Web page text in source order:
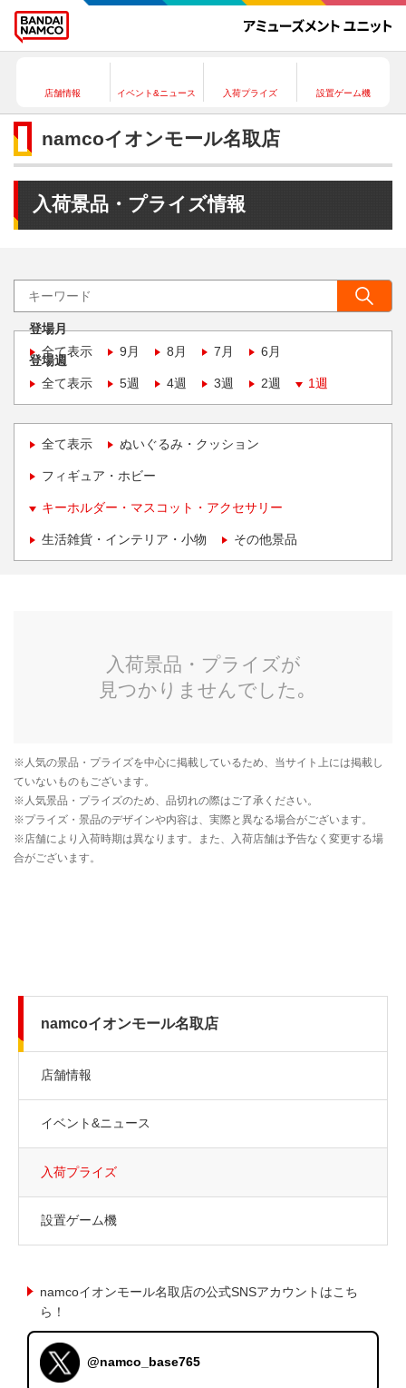
店舗情報 イベント&ニュース 入荷プライズ 設置ゲーム機
namcoイオンモール名取店
入荷景品・プライズ情報
登場月
全て表示
9月 8月 7月 6月
登場週
全て表示
5週 4週 3週 2週 1週
全て表示 ぬいぐるみ・クッション
フィギュア・ホビー
キーホルダー・マスコット・アクセサリー
生活雑貨・インテリア・小物 その他景品
namcoイオンモール名取店
店舗情報
イベント&ニュース
入荷プライズ
設置ゲーム機
namcoイオンモール名取店の公式SNSアカウントはこち
ら！
@namco_base765